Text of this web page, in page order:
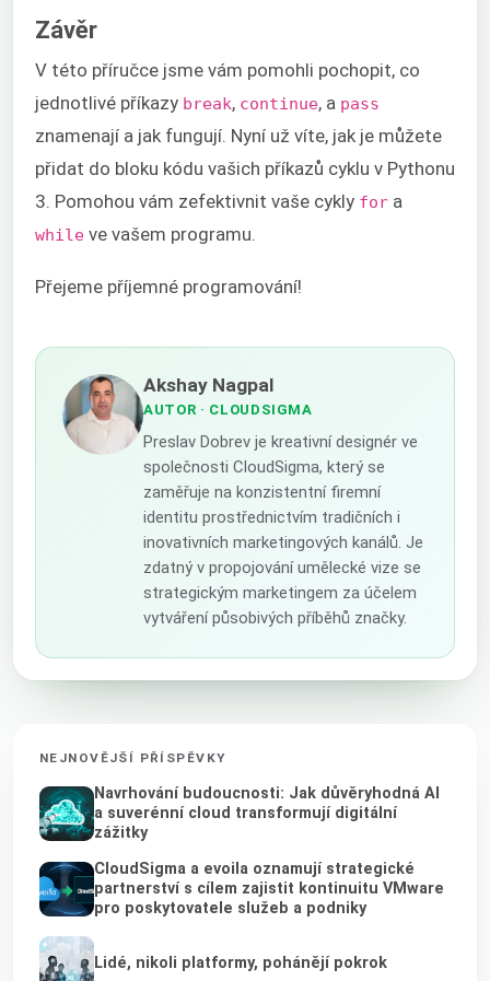
Závěr
V této příručce jsme vám pomohli pochopit, co
jednotlivé příkazy break, continue, a pass
znamenají a jak fungují. Nyní už víte, jak je můžete
přidat do bloku kódu vašich příkazů cyklu v Pythonu
3. Pomohou vám zefektivnit vaše cykly for a
while ve vašem programu.
Přejeme příjemné programování!
Akshay Nagpal
AUTOR · CLOUDSIGMA
Preslav Dobrev je kreativní designér ve
společnosti CloudSigma, který se
zaměřuje na konzistentní firemní
identitu prostřednictvím tradičních i
inovativních marketingových kanálů. Je
zdatný v propojování umělecké vize se
strategickým marketingem za účelem
vytváření působivých příběhů značky.
NEJNOVĚJŠÍ PŘÍSPĚVKY
Navrhování budoucnosti: Jak důvěryhodná AI
a suverénní cloud transformují digitální
zážitky
CloudSigma a evoila oznamují strategické
partnerství s cílem zajistit kontinuitu VMware
pro poskytovatele služeb a podniky
Lidé, nikoli platformy, pohánějí pokrok